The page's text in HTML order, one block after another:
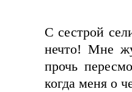
С сестрой
нечто! Мне
прочь
когда меня о